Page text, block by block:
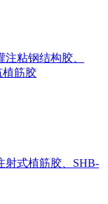
粘钢结构胶、
植筋胶
射式植筋胶、SHB-